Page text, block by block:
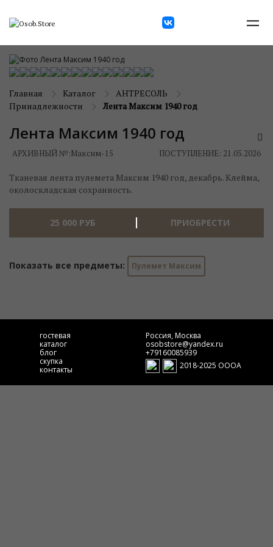
Главная Каталог
АНТРЕСОЛЬ
Принадлежности
Лента Максим 1940 год
Лента Максим 1940 год
АРХИВНЫЙ №:Максим-15 ПОСТУПЛЕНИЕ: 21.05.2026
Тканевая лента пулемета Максим 1940 год, декабрь. Клейма,
околоскладская сохранность.
25 000 РУБ ПРИОБРЕСТИ
Показать все предметы: Пулемет Максим
гостевая
каталог
блог
скупка
контакты
Россия, Москва
osobstore@yandex.ru
+79160085939
2018-2025 ОООА